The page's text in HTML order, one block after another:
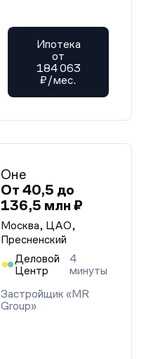
Ипотека
от
184 063
₽/мес.
Оне
От 40,5 до
136,5 млн ₽
Москва, ЦАО,
Пресненский
Деловой
Центр
4
минуты
Застройщик «MR
Group»